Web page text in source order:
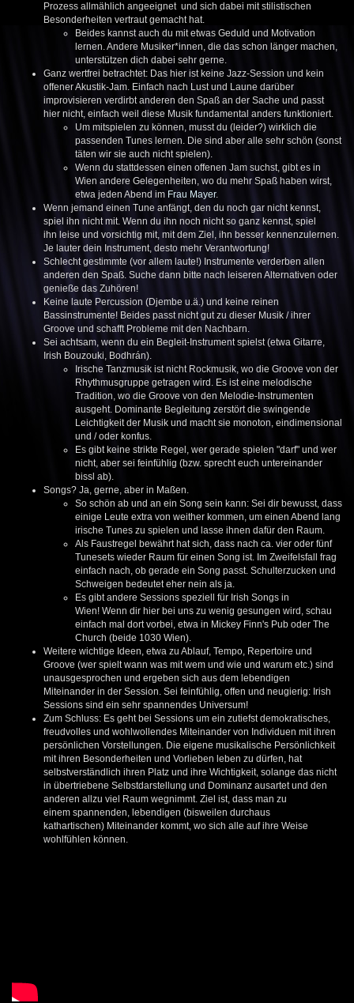
Prozess allmählich angeeignet und sich dabei mit stilistischen
Besonderheiten vertraut gemacht hat.
Beides kannst auch du mit etwas Geduld und Motivation
lernen. Andere Musiker*innen, die das schon länger machen,
unterstützen dich dabei sehr gerne.
Ganz wertfrei betrachtet: Das hier ist keine Jazz-Session und kein
offener Akustik-Jam. Einfach nach Lust und Laune darüber
improvisieren verdirbt anderen den Spaß an der Sache und passt
hier nicht, einfach weil diese Musik fundamental anders funktioniert.
Um mitspielen zu können, musst du (leider?) wirklich die
passenden Tunes lernen. Die sind aber alle sehr schön (sonst
täten wir sie auch nicht spielen).
Wenn du stattdessen einen offenen Jam suchst, gibt es in
Wien andere Gelegenheiten, wo du mehr Spaß haben wirst,
etwa jeden Abend im Frau Mayer.
Wenn jemand einen Tune anfängt, den du noch gar nicht kennst,
spiel ihn nicht mit. Wenn du ihn noch nicht so ganz kennst, spiel
ihn leise und vorsichtig mit, mit dem Ziel, ihn besser kennenzulernen.
Je lauter dein Instrument, desto mehr Verantwortung!
Schlecht gestimmte (vor allem laute!) Instrumente verderben allen
anderen den Spaß. Suche dann bitte nach leiseren Alternativen oder
genieße das Zuhören!
Keine laute Percussion (Djembe u.ä.) und keine reinen
Bassinstrumente! Beides passt nicht gut zu dieser Musik / ihrer
Groove und schafft Probleme mit den Nachbarn.
Sei achtsam, wenn du ein Begleit-Instrument spielst (etwa Gitarre,
Irish Bouzouki, Bodhrán).
Irische Tanzmusik ist nicht Rockmusik, wo die Groove von der
Rhythmusgruppe getragen wird. Es ist eine melodische
Tradition, wo die Groove von den Melodie-Instrumenten
ausgeht. Dominante Begleitung zerstört die swingende
Leichtigkeit der Musik und macht sie monoton, eindimensional
und / oder konfus.
Es gibt keine strikte Regel, wer gerade spielen "darf" und wer
nicht, aber sei feinfühlig (bzw. sprecht euch untereinander
bissl ab).
Songs? Ja, gerne, aber in Maßen.
So schön ab und an ein Song sein kann: Sei dir bewusst, dass
einige Leute extra von weither kommen, um einen Abend lang
irische Tunes zu spielen und lasse ihnen dafür den Raum.
Als Faustregel bewährt hat sich, dass nach ca. vier oder fünf
Tunesets wieder Raum für einen Song ist. Im Zweifelsfall frag
einfach nach, ob gerade ein Song passt. Schulterzucken und
Schweigen bedeutet eher nein als ja.
Es gibt andere Sessions speziell für Irish Songs in
Wien! Wenn dir hier bei uns zu wenig gesungen wird, schau
einfach mal dort vorbei, etwa in Mickey Finn's Pub oder The
Church (beide 1030 Wien).
Weitere wichtige Ideen, etwa zu Ablauf, Tempo, Repertoire und
Groove (wer spielt wann was mit wem und wie und warum etc.) sind
unausgesprochen und ergeben sich aus dem lebendigen
Miteinander in der Session. Sei feinfühlig, offen und neugierig: Irish
Sessions sind ein sehr spannendes Universum!
Zum Schluss: Es geht bei Sessions um ein zutiefst demokratisches,
freudvolles und wohlwollendes Miteinander von Individuen mit ihren
persönlichen Vorstellungen. Die eigene musikalische Persönlichkeit
mit ihren Besonderheiten und Vorlieben leben zu dürfen, hat
selbstverständlich ihren Platz und ihre Wichtigkeit, solange das nicht
in übertriebene Selbstdarstellung und Dominanz ausartet und den
anderen allzu viel Raum wegnimmt. Ziel ist, dass man zu
einem spannenden, lebendigen (bisweilen durchaus
kathartischen) Miteinander kommt, wo sich alle auf ihre Weise
wohlfühlen können.